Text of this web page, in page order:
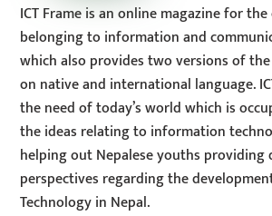
ICT Frame is an online magazine for
belonging to information and
which also provides two versions of
on native and international language.
the need of today’s world which is
the ideas relating to information
helping out Nepalese youths providing
perspectives regarding the
Technology in Nepal.